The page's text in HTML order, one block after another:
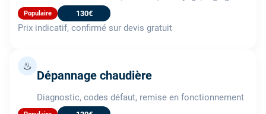
Populaire 130€
Prix indicatif, confirmé sur devis gratuit
♨
Dépannage chaudière
Diagnostic, codes défaut, remise en fonctionnement